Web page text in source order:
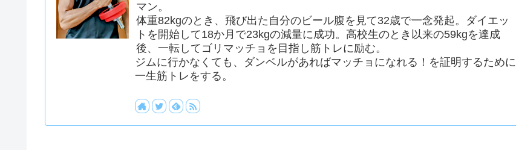
マン。
体重82kgのとき、飛び出た自分のビール腹を見て32歳で一念発起。ダイエッ
トを開始して18か月で23kgの減量に成功。高校生のとき以来の59kgを達成
後、一転してゴリマッチョを目指し筋トレに励む。
ジムに行かなくても、ダンベルがあればマッチョになれる！を証明するために
一生筋トレをする。